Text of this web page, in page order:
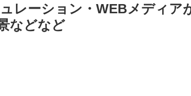
レーション・WEBメディア
などなど